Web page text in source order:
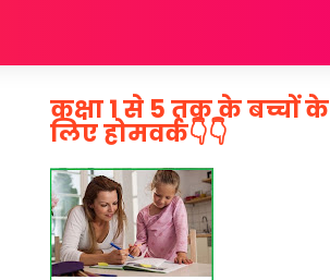
कक्षा 1 से 5 तक के बच्चों के
लिए होमवर्क👇👇